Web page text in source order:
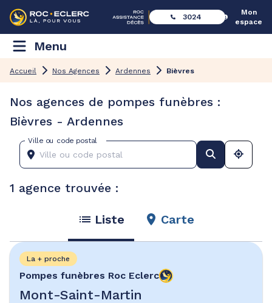
3024
Mon
espace
Menu
Accueil Nos Agences Ardennes Bièvres
Nos agences de pompes funèbres :
Bièvres - Ardennes
Ville ou code postal
1 agence trouvée :
Liste Carte
Pompes funèbres Roc Eclerc
Mont-Saint-Martin
La + proche